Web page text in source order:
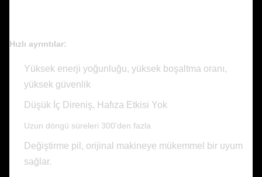
Hızlı ayrıntılar:
Yüksek enerji yoğunluğu, yüksek boşaltma oranı,
yüksek güvenlik
Düşük İç Direniş, Hafıza Etkisi Yok
Uzun döngü süreleri 300'den fazla
Değiştirme pil, orijinal makineye mükemmel bir uyum
sağlar.